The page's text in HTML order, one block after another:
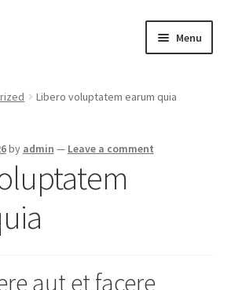
Menu
Libero voluptatem earum quia
by admin — Leave a comment
aut et facere